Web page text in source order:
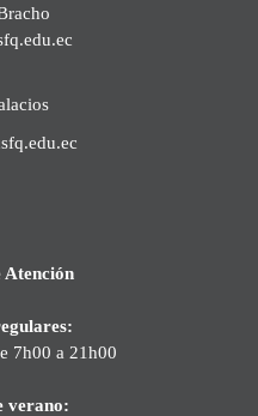
7h00 a 21h00
verano: